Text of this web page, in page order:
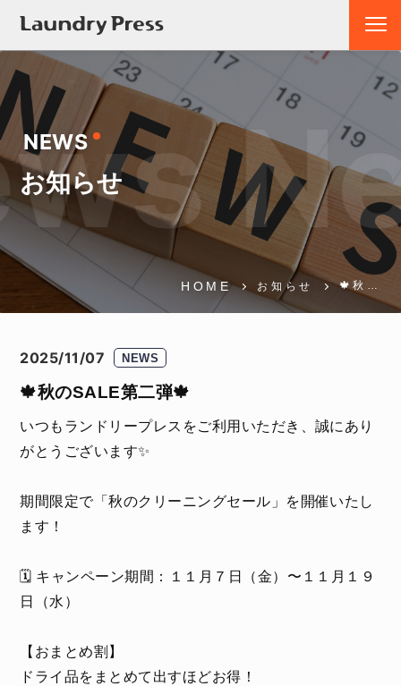
NEWS
お知らせ
HOME お知らせ 🍁秋…
2025/11/07 NEWS
🍁秋のSALE第二弾🍁
いつもランドリープレスをご利用いただき、誠にあり
がとうございます✨
期間限定で「秋のクリーニングセール」を開催いたし
ます！
🗓 キャンペーン期間：１１月７日（金）〜１１月１９
日（水）
【おまとめ割】
ドライ品をまとめて出すほどお得！